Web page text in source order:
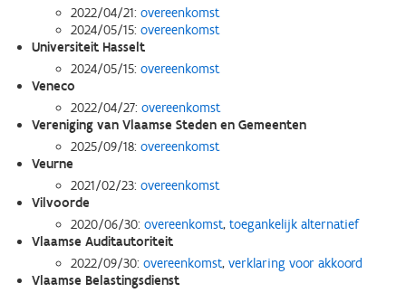
2022/04/21: overeenkomst
2024/05/15: overeenkomst
Universiteit Hasselt
2024/05/15: overeenkomst
Veneco
2022/04/27: overeenkomst
Vereniging van Vlaamse Steden en Gemeenten
2025/09/18: overeenkomst
Veurne
2021/02/23: overeenkomst
Vilvoorde
2020/06/30: overeenkomst, toegankelijk alternatief
Vlaamse Auditautoriteit
2022/09/30: overeenkomst, verklaring voor akkoord
Vlaamse Belastingsdienst